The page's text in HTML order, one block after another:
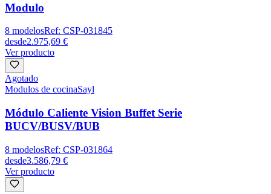
Modulo
8 modelosRef: CSP-031845
desde2.975,69 €
Ver producto
Agotado
Modulos de cocinaSayl
Módulo Caliente Vision Buffet Serie
BUCV/BUSV/BUB
8 modelosRef: CSP-031864
desde3.586,79 €
Ver producto